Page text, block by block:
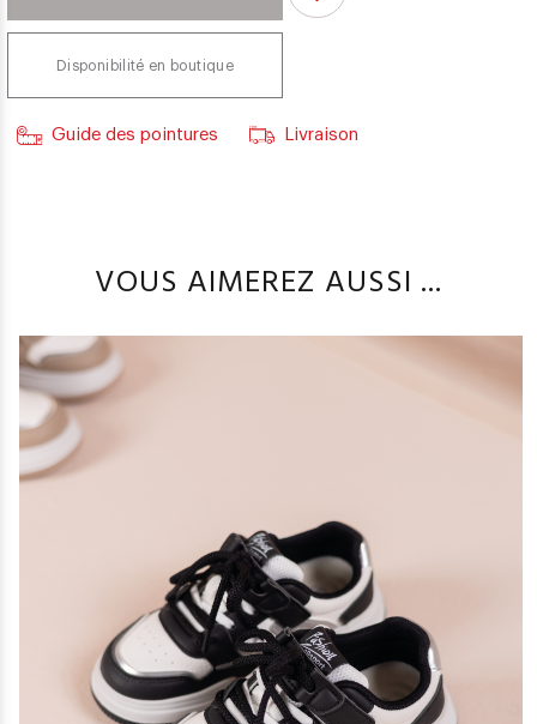
Disponibilité en boutique
Guide des pointures Livraison
VOUS AIMEREZ AUSSI ...